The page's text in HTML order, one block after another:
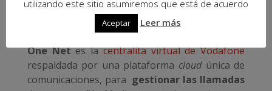
de Vodafone para atender
One Netes lacentralita virtual de Vodafone
respaldada por una plataforma cloudúnica de
comunicaciones, para gestionar las llamadas
utilizando este sitio asumiremos que está de acuerdo
Aceptar Leer más